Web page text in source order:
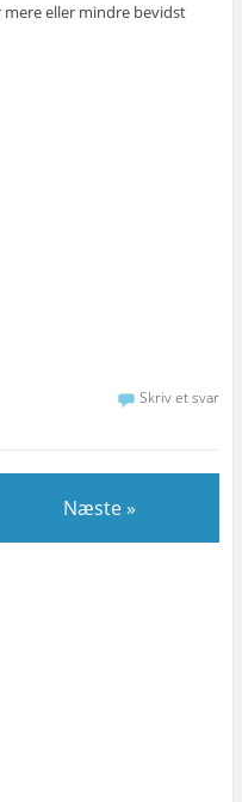
eller mindre bevidst
Skriv et svar
Næste »